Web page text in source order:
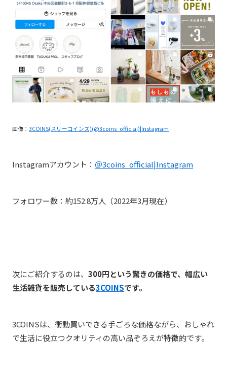
画像： 3COINS(スリーコインズ)(@3coins_official)|Instagram
Instagramアカウント： ＠3coins_official|Instagram
フォロワー数：約152.8万人（2022年3月現在）
次にご紹介するのは、 300円という驚きの価格で、幅広い
生活雑貨を販売している3COINSです。
3COINSは、衝動買いできる手ごろな価格ながら、おしゃれ
で生活に役立つクオリティの高い品ぞろえが特徴的です。